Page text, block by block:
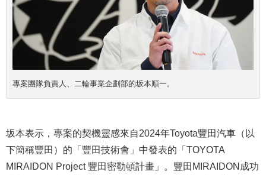
專案團隊負責人、二輪事業企劃部的坂本順一。
坂本表示，專案的契機靈感來自2024年Toyota豐田汽車（以
下簡稱豐田）的「豐田技術會」中發表的「TOYOTA
MIRAIDON Project 豐田密勒頓計畫」。豐田MIRAIDON成功